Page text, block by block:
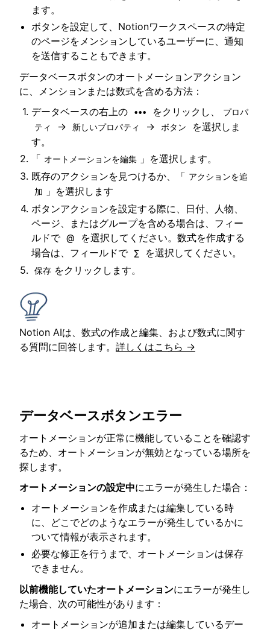
ます。
ボタンを設定して、Notionワークスペースの特定
のページをメンションしているユーザーに、通知
を送信することもできます。
データベースボタンのオートメーションアクション
に、メンションまたは数式を含める方法：
データベースの右上の
••• をクリックし、
プロパ
ティ
→ 新しいプロパティ → ボタン
を選択しま
す。
「 オートメーションを編集 」を選択します。
既存のアクションを見つけるか、「 アクションを追
加
」を選択します
ボタンアクションを設定する際に、日付、人物、
ページ、またはグループを含める場合は、フィー
ルドで @
を選択してください。数式を作成する
場合は、フィールドで ∑ を選択してください。
保存 をクリックします。
Notion AIは、数式の作成と編集、および数式に関す
る質問に回答します。 詳しくはこちら →
データベースボタンエラー
オートメーションが正常に機能していることを確認す
るため、オートメーションが無効となっている場所を
探します。
オートメーションの設定中にエラーが発生した場合：
オートメーションを作成または編集している時
に、どこでどのようなエラーが発生しているかに
ついて情報が表示されます。
必要な修正を行うまで、オートメーションは保存
できません。
以前機能していたオートメーションにエラーが発生し
た場合、次の可能性があります：
オートメーションが追加または編集しているデー